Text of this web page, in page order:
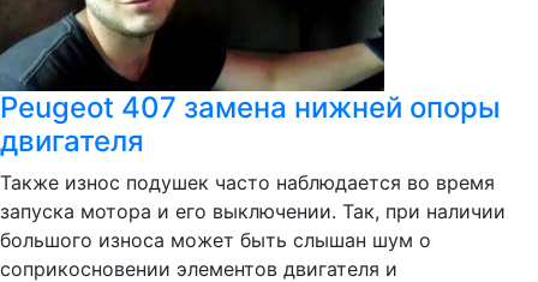
Peugeot 407 замена нижней опоры
двигателя
Также износ подушек часто наблюдается во время
запуска мотора и его выключении. Так, при наличии
большого износа может быть слышан шум о
соприкосновении элементов двигателя и